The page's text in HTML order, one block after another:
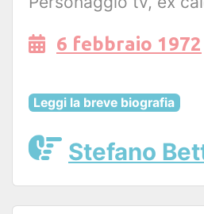
6 febbraio 1972
Leggi la breve biografia
Stefano